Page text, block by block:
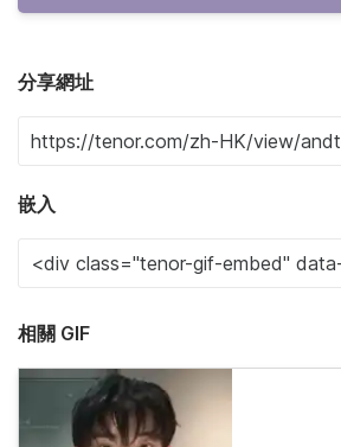
分享網址
嵌入
相關 GIF